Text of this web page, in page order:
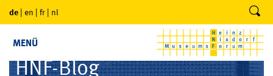
de | en | fr | nl
MENÜ
HNF-Blog